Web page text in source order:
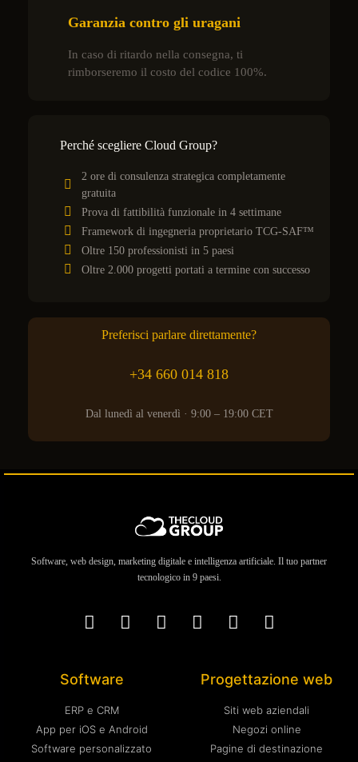
Garanzia contro gli uragani
In caso di ritardo nella consegna, ti
rimborseremo il costo del codice 100%.
Perché scegliere Cloud Group?
2 ore di consulenza strategica completamente
gratuita
Prova di fattibilità funzionale in 4 settimane
Framework di ingegneria proprietario TCG-SAF™
Oltre 150 professionisti in 5 paesi
Oltre 2.000 progetti portati a termine con successo
Preferisci parlare direttamente?
+34 660 014 818
Dal lunedì al venerdì · 9:00 – 19:00 CET
Software, web design, marketing digitale e intelligenza artificiale. Il tuo partner
tecnologico in 9 paesi.
Software
ERP e CRM
App per iOS e Android
Software personalizzato
Progettazione web
Siti web aziendali
Negozi online
Pagine di destinazione